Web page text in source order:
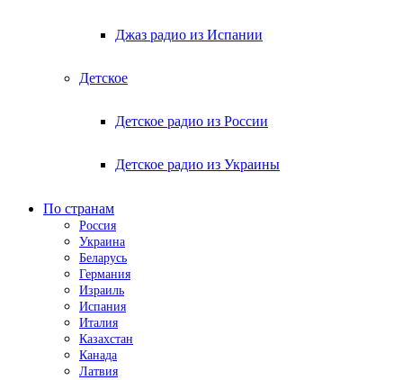
Джаз радио из Испании
Детское
Детское радио из России
Детское радио из Украины
По странам
Россия
Украина
Беларусь
Германия
Израиль
Испания
Италия
Казахстан
Канада
Латвия